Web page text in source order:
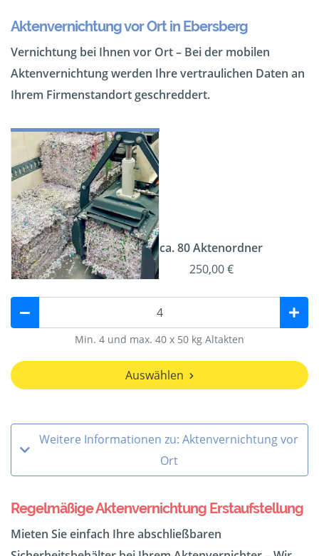
Aktenvernichtung vor Ort in Ebersberg
Vernichtung bei Ihnen vor Ort – Bei der mobilen
Aktenvernichtung werden Ihre vertraulichen Daten an
Ihrem Firmenstandort geschreddert.
ca. 80 Aktenordner
250,00 €
Min. 4 und max. 40 x 50 kg Altakten
Auswählen
Weitere Informationen zu: Aktenvernichtung vor
Ort
Regelmäßige Aktenvernichtung Erstaufstellung
Mieten Sie einfach Ihre abschließbaren